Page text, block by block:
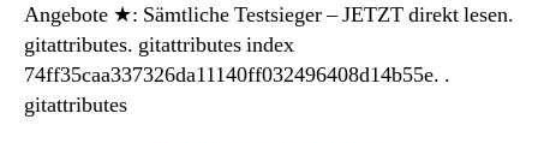
Angebote ★: Sämtliche Testsieger – JETZT direkt lesen.
gitattributes. gitattributes index
74ff35caa337326da11140ff032496408d14b55e. .
gitattributes